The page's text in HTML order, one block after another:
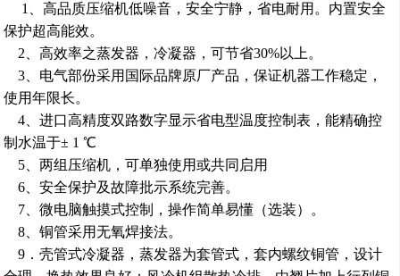
1
、高品质压缩机低噪音，安全宁静，省电耐用。 内置安全
保护超高能效。
2 、高效率之蒸发器，冷凝器，可节省30%以上。
3
电气部份采用国际品牌原厂产品，保证机器工作稳定 ，
使用年限长。
4 、进口高精度双路数字显示省电型温度控制表 ，能精确控
制水温于± 1 ℃
5 、两组压缩机，可单独使用或共同启用
6 、安全保护及故障批示系统完善。
7 、微电脑触摸式控制，操作简单易懂（选装）。
8 、铜管采用无氧焊接法。
9 ．壳管式冷凝器 ，蒸发器为套管式，套内螺纹铜管，设计